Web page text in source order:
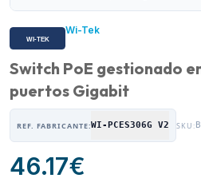
Wi-Tek
Switch PoE gestionado
puertos Gigabit
REF. FABRICANTE:WI-PCES306G V2 SKU:
46.17€